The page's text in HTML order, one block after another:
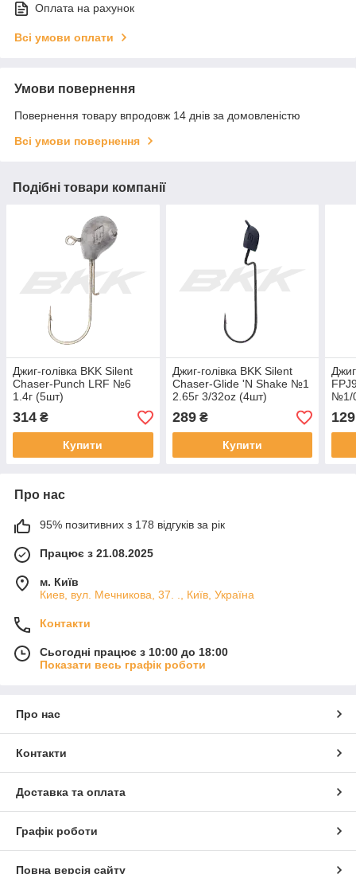
Оплата на рахунок
Всі умови оплати
Умови повернення
Повернення товару впродовж 14 днів за домовленістю
Всі умови повернення
Подібні товари компанії
Джиг-голівка BKK Silent
Chaser-Punch LRF №6
1.4г (5шт)
314 ₴
Купити
Джиг-голівка BKK Silent
Chaser-Glide 'N Shake №1
2.65г 3/32oz (4шт)
289₴
Купити
№1/
129
Про нас
95% позитивних з 178 відгуків за рік
Працює з 21.08.2025
м. Київ
Киев, вул. Мечникова, 37. ., Київ, Україна
Контакти
Сьогодні працює з 10:00 до 18:00
Показати весь графік роботи
Про нас
Контакти
Доставка та оплата
Графік роботи
Повна версія сайту